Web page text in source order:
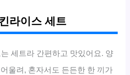
라이스 세트
세트라 간편하고 맛있어요. 양
울려, 혼자서도 든든한 한 끼가